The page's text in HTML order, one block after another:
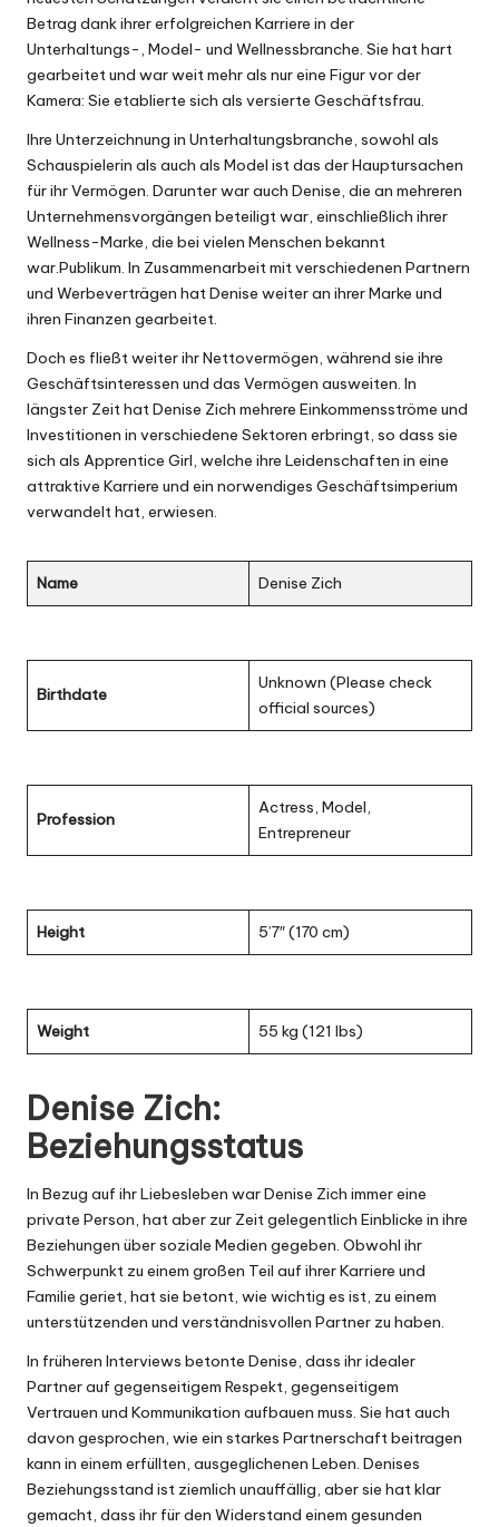
Betrag dank ihrer erfolgreichen Karriere in der
Unterhaltungs-, Model- und Wellnessbranche. Sie hat hart
gearbeitet und war weit mehr als nur eine Figur vor der
Kamera: Sie etablierte sich als versierte Geschäftsfrau.
Ihre Unterzeichnung in Unterhaltungsbranche, sowohl als
Schauspielerin als auch als Model ist das der Hauptursachen
für ihr Vermögen. Darunter war auch Denise, die an mehreren
Unternehmensvorgängen beteiligt war, einschließlich ihrer
Wellness-Marke, die bei vielen Menschen bekannt
war.Publikum. In Zusammenarbeit mit verschiedenen Partnern
und Werbeverträgen hat Denise weiter an ihrer Marke und
ihren Finanzen gearbeitet.
Doch es fließt weiter ihr Nettovermögen, während sie ihre
Geschäftsinteressen und das Vermögen ausweiten. In
längster Zeit hat Denise Zich mehrere Einkommensströme und
Investitionen in verschiedene Sektoren erbringt, so dass sie
sich als Apprentice Girl, welche ihre Leidenschaften in eine
attraktive Karriere und ein norwendiges Geschäftsimperium
verwandelt hat, erwiesen.
Name Denise Zich
Birthdate
Unknown (Please check
official sources)
Profession
Actress, Model,
Entrepreneur
Height 5’7″ (170 cm)
Weight 55 kg (121 lbs)
Denise Zich:
Beziehungsstatus
In Bezug auf ihr Liebesleben war Denise Zich immer eine
private Person, hat aber zur Zeit gelegentlich Einblicke in ihre
Beziehungen über soziale Medien gegeben. Obwohl ihr
Schwerpunkt zu einem großen Teil auf ihrer Karriere und
Familie geriet, hat sie betont, wie wichtig es ist, zu einem
unterstützenden und verständnisvollen Partner zu haben.
In früheren Interviews betonte Denise, dass ihr idealer
Partner auf gegenseitigem Respekt, gegenseitigem
Vertrauen und Kommunikation aufbauen muss. Sie hat auch
davon gesprochen, wie ein starkes Partnerschaft beitragen
kann in einem erfüllten, ausgeglichenen Leben. Denises
Beziehungsstand ist ziemlich unauffällig, aber sie hat klar
gemacht, dass ihr für den Widerstand einem gesunden